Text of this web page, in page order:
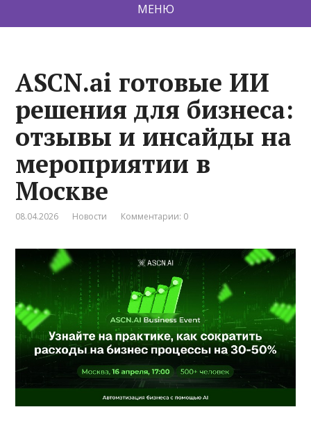
МЕНЮ
ASCN.ai готовые ИИ
решения для бизнеса:
отзывы и инсайды на
мероприятии в
Москве
08.04.2026 Новости Комментарии: 0